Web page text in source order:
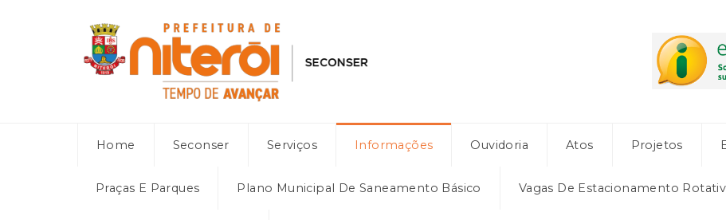
Home Seconser Serviços Informações Ouvidoria Atos Projetos
Praças E Parques Plano Municipal De Saneamento Básico Vagas De Estacionamento